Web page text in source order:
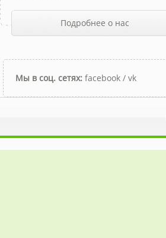
Подробнее о нас
Мы в соц. сетях: facebook / vk